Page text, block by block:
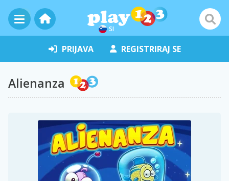
SI
PRIJAVA REGISTRIRAJ SE
Alienanza